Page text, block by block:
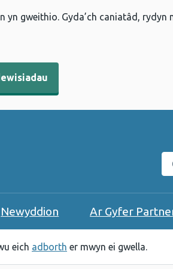
gweithio. Gyda’ch caniatâd,
Newyddion Ar Gyfer
eich adborth er mwyn ei gwella.